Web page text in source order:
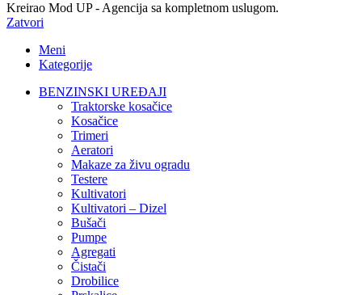
Kreirao Mod UP - Agencija sa kompletnom uslugom.
Zatvori
Meni
Kategorije
BENZINSKI UREĐAJI
Traktorske kosačice
Kosačice
Trimeri
Aeratori
Makaze za živu ogradu
Testere
Kultivatori
Kultivatori – Dizel
Bušači
Pumpe
Agregati
Čistači
Drobilice